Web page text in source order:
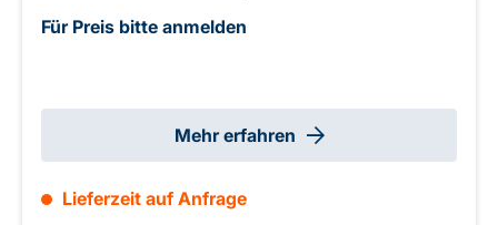
verschaltbar: / Parallel verschaltbar: max. 4 Abmaße: 181
Für Preis bitte anmelden
Mehr erfahren
Lieferzeit auf Anfrage